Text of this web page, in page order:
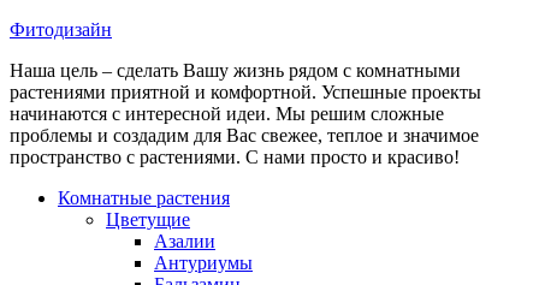
Фитодизайн
Наша цель – сделать Вашу жизнь рядом с комнатными
растениями приятной и комфортной. Успешные проекты
начинаются с интересной идеи. Мы решим сложные
проблемы и создадим для Вас свежее, теплое и значимое
пространство с растениями. С нами просто и красиво!
Комнатные растения
Цветущие
Азалии
Антуриумы